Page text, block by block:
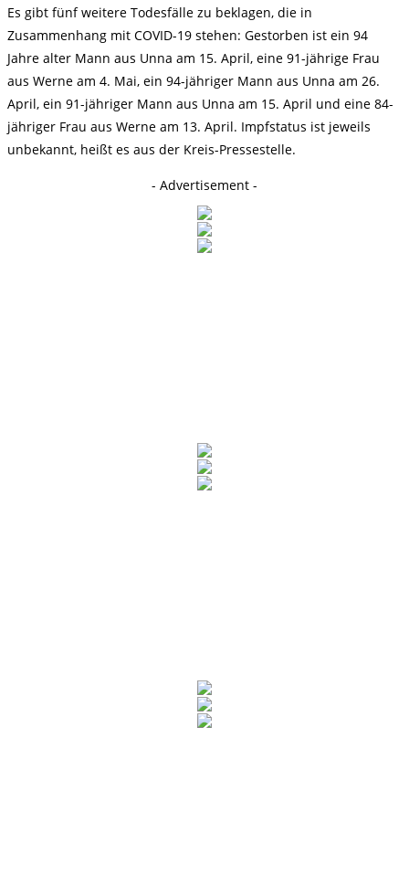
Es gibt fünf weitere Todesfälle zu beklagen, die in
Zusammenhang mit COVID-19 stehen: Gestorben ist ein 94
Jahre alter Mann aus Unna am 15. April, eine 91-jährige Frau
aus Werne am 4. Mai, ein 94-jähriger Mann aus Unna am 26.
April, ein 91-jähriger Mann aus Unna am 15. April und eine 84-
jähriger Frau aus Werne am 13. April. Impfstatus ist jeweils
unbekannt, heißt es aus der Kreis-Pressestelle.
- Advertisement -